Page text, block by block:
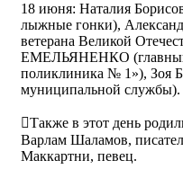
18 июня: Наталия
лыжные гонки),
ветерана Великой
ЕМЕЛЬЯНЕНКО (главный
поликлиника № 1»),
муниципальной службы).
Также в этот день
Варлам Шаламов,
Маккартни, певец.